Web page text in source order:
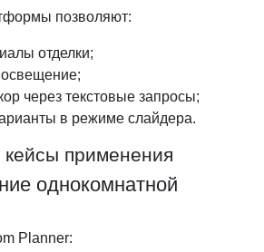
позволяют:
отделки;
освещение;
через текстовые запросы;
в режиме слайдера.
кейсы применения
однокомнатной
Planner: